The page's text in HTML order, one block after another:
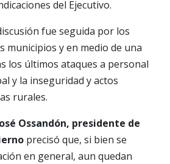
del Ejecutivo.
fue seguida por los
municipios y en medio de una
los últimos ataques a personal
y la inseguridad y actos
rurales.
Ossandón, presidente de
precisó que, si bien se
en general, aun quedan